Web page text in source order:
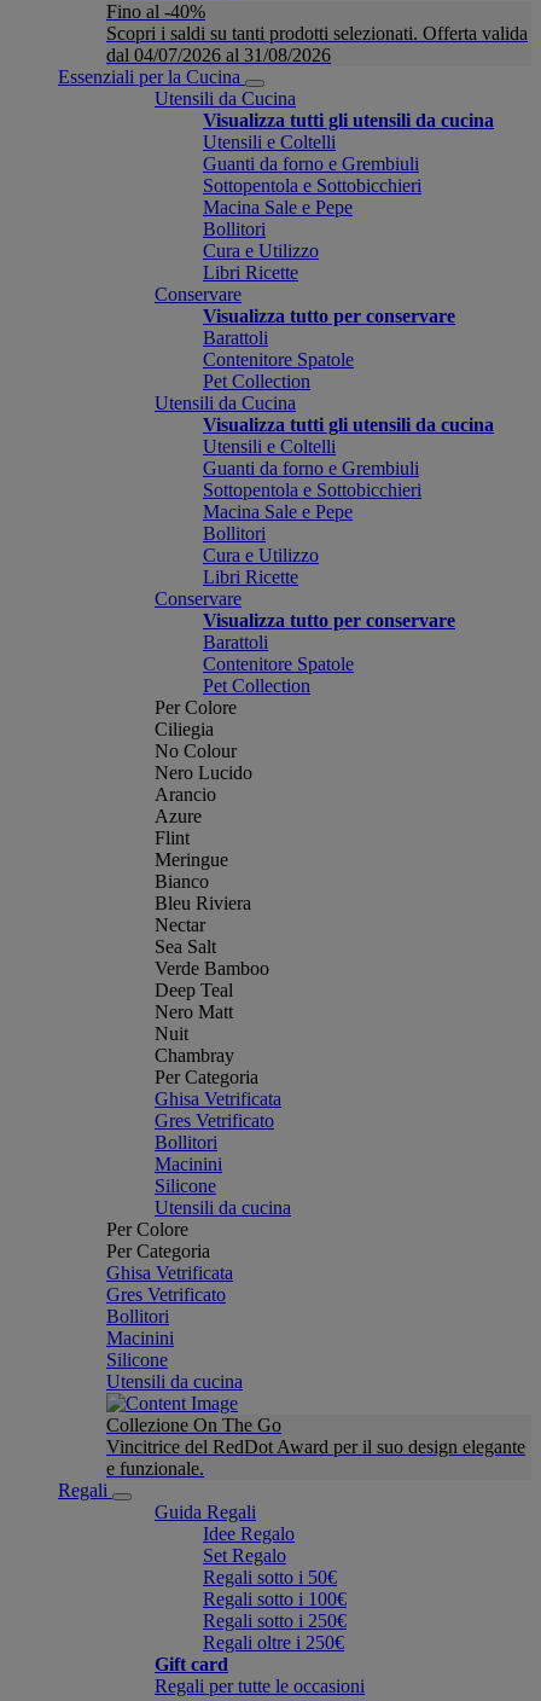
Fino al -40%
Scopri i saldi su tanti prodotti selezionati. Offerta valida
dal 04/07/2026 al 31/08/2026
Essenziali per la Cucina
Utensili da Cucina
Visualizza tutti gli utensili da cucina
Utensili e Coltelli
Guanti da forno e Grembiuli
Sottopentola e Sottobicchieri
Macina Sale e Pepe
Bollitori
Cura e Utilizzo
Libri Ricette
Conservare
Visualizza tutto per conservare
Barattoli
Contenitore Spatole
Pet Collection
Utensili da Cucina
Visualizza tutti gli utensili da cucina
Utensili e Coltelli
Guanti da forno e Grembiuli
Sottopentola e Sottobicchieri
Macina Sale e Pepe
Bollitori
Cura e Utilizzo
Libri Ricette
Conservare
Visualizza tutto per conservare
Barattoli
Contenitore Spatole
Pet Collection
Per Colore
Ciliegia
No Colour
Nero Lucido
Arancio
Azure
Flint
Meringue
Bianco
Bleu Riviera
Nectar
Sea Salt
Verde Bamboo
Deep Teal
Nero Matt
Nuit
Chambray
Per Categoria
Ghisa Vetrificata
Gres Vetrificato
Bollitori
Macinini
Silicone
Utensili da cucina
Per Colore
Per Categoria
Ghisa Vetrificata
Gres Vetrificato
Bollitori
Macinini
Silicone
Utensili da cucina
Collezione On The Go
Vincitrice del RedDot Award per il suo design elegante
e funzionale.
Regali
Guida Regali
Idee Regalo
Set Regalo
Regali sotto i 50€
Regali sotto i 100€
Regali sotto i 250€
Regali oltre i 250€
Gift card
Regali per tutte le occasioni